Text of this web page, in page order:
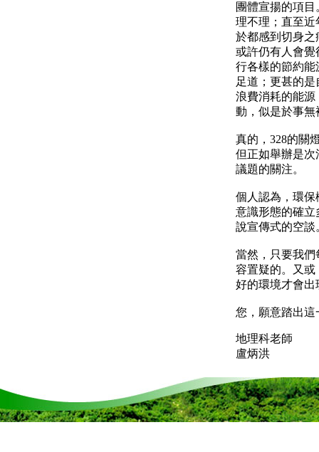
團體宣揚的項
理不理；直至
於都感到切身
或許仍有人會
行各樣的節約
足道；更甚的
浪費消耗的能
動，似是於事無
真的，328的關
但正如舉辦是
議題的關注。
個人認為，環
意識形態的確
說宣傳式的空談
當然，只要我
容置疑的。又
好的環境才會
您，願意踏出這
地理科老師
盧炳洪